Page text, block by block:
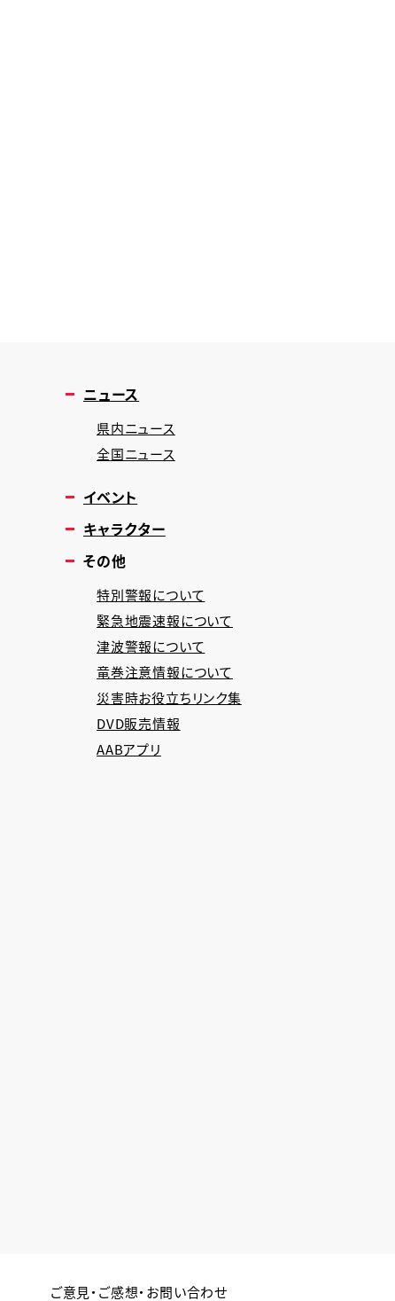
ニュース
県内ニュース
全国ニュース
イベント
キャラクター
その他
特別警報について
緊急地震速報について
津波警報について
竜巻注意情報について
災害時お役立ちリンク集
DVD販売情報
AABアプリ
ご意見・ご感想・お問い合わせ